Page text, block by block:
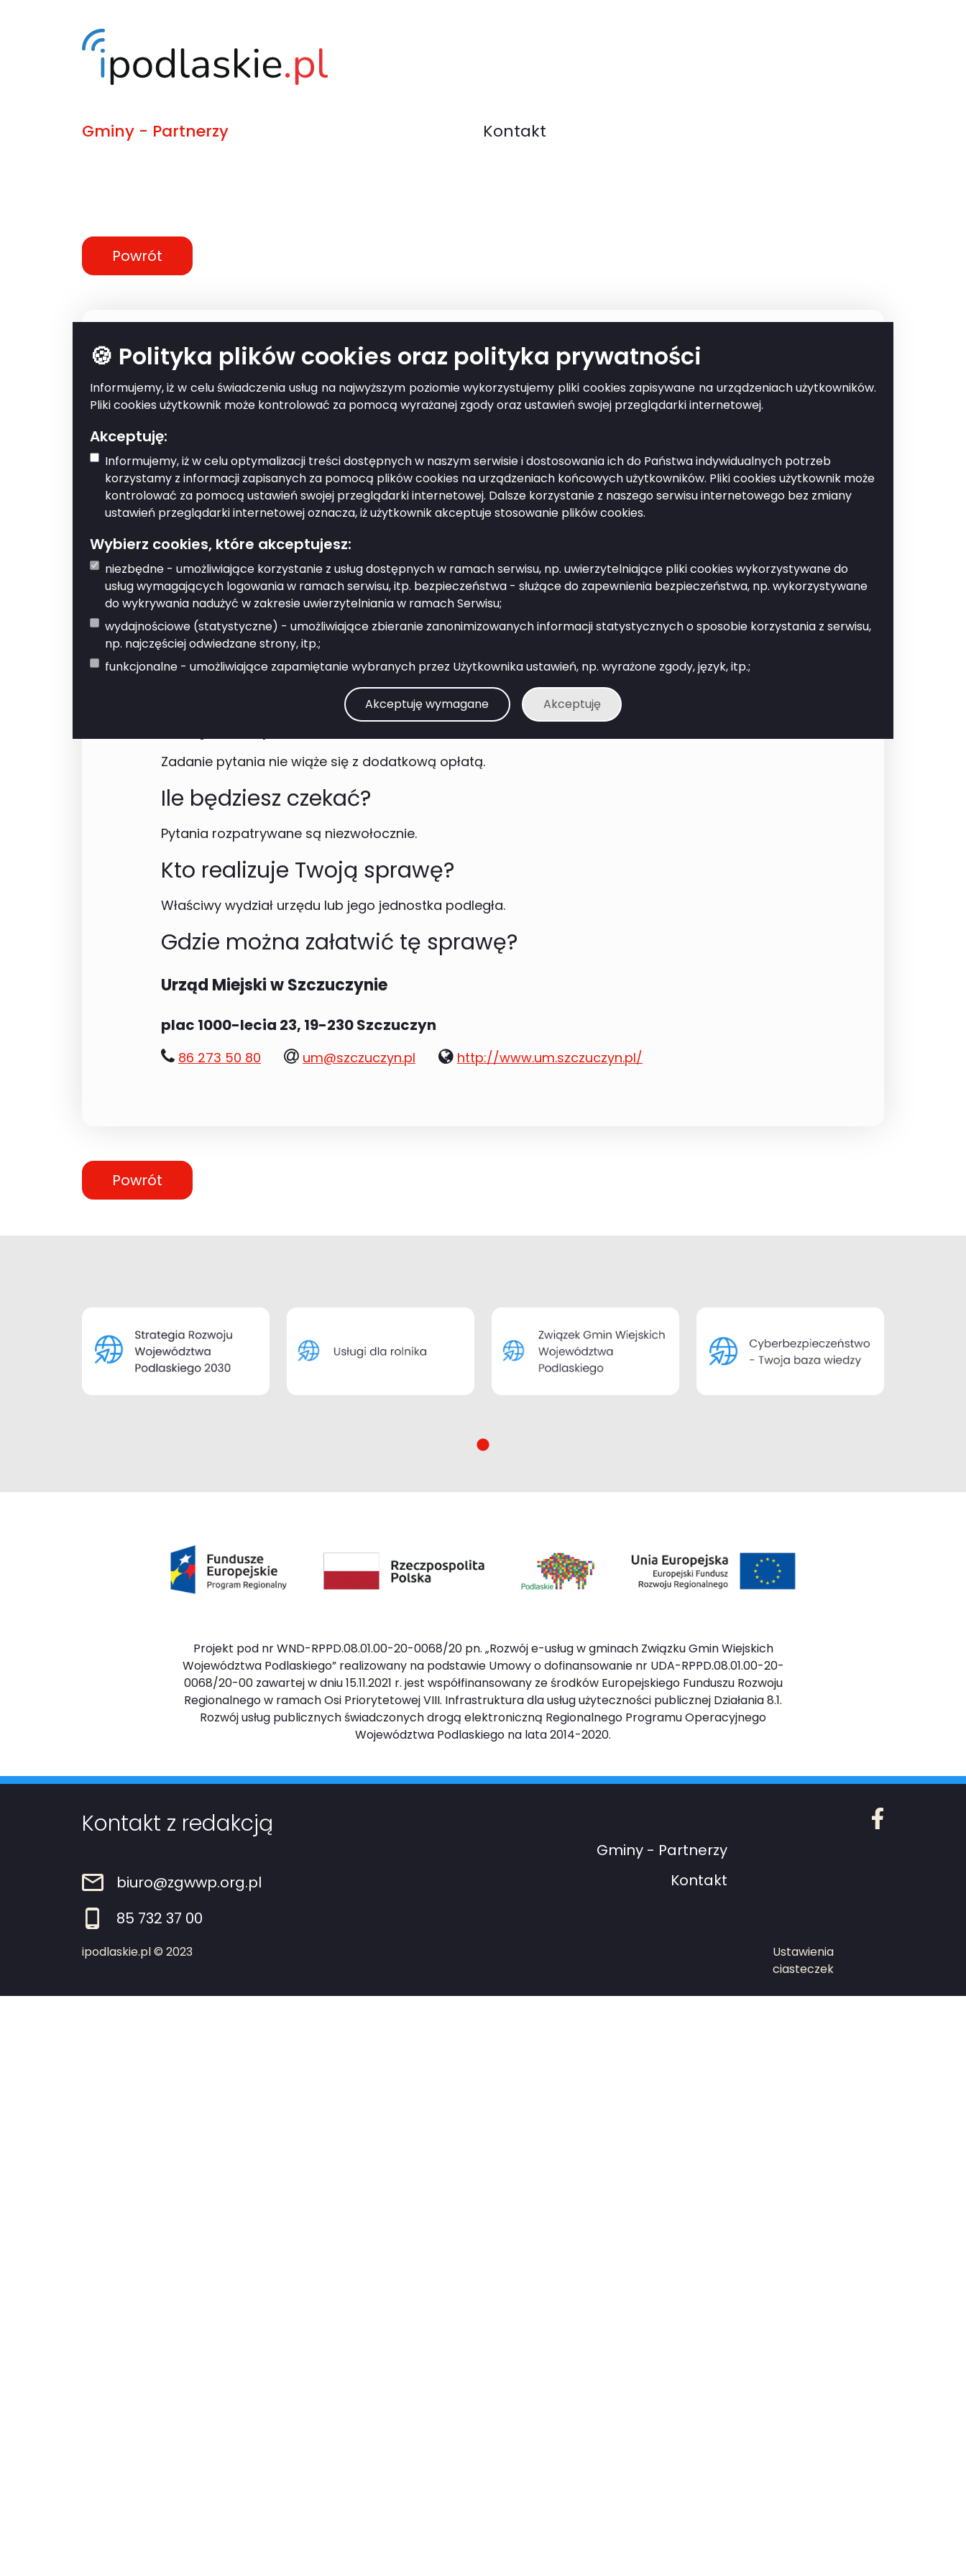
🍪 Polityka plików cookies oraz polityka prywatności
Informujemy, iż w celu świadczenia usług na najwyższym poziomie wykorzystujemy pliki cookies zapisywane na urządzeniach użytkowników.
Pliki cookies użytkownik może kontrolować za pomocą wyrażanej zgody oraz ustawień swojej przeglądarki internetowej.
Akceptuję:
Informujemy, iż w celu optymalizacji treści dostępnych w naszym serwisie i dostosowania ich do Państwa indywidualnych potrzeb
korzystamy z informacji zapisanych za pomocą plików cookies na urządzeniach końcowych użytkowników. Pliki cookies użytkownik może
kontrolować za pomocą ustawień swojej przeglądarki internetowej. Dalsze korzystanie z naszego serwisu internetowego bez zmiany
ustawień przeglądarki internetowej oznacza, iż użytkownik akceptuje stosowanie plików cookies.
Wybierz cookies, które akceptujesz:
niezbędne - umożliwiające korzystanie z usług dostępnych w ramach serwisu, np. uwierzytelniające pliki cookies wykorzystywane do
usług wymagających logowania w ramach serwisu, itp. bezpieczeństwa - służące do zapewnienia bezpieczeństwa, np. wykorzystywane
do wykrywania nadużyć w zakresie uwierzytelniania w ramach Serwisu;
wydajnościowe (statystyczne) - umożliwiające zbieranie zanonimizowanych informacji statystycznych o sposobie korzystania z serwisu,
np. najczęściej odwiedzane strony, itp.;
funkcjonalne - umożliwiające zapamiętanie wybranych przez Użytkownika ustawień, np. wyrażone zgody, język, itp.;
Akceptuję wymagane Akceptuję
Gminy - Partnerzy Kontakt
Powrót
Drukuj
Zapytanie do Wójta/Burmistrza
Kto powinien zadać pytanie?
Zapytanie może dodać każdy mieszkaniec.
Co musisz przygotować?
Zapytanie musi zawierać imię i nazwisko oraz treść pytania.
Co musisz zrobić?
Zgłoś pytanie za pomocą dedykowanego formularza w zakładce Dodaj pytanie.
Kiedy wypełnić formularz?
Zadanie pytania nie wiąże się z dodatkową opłatą.
Ile będziesz czekać?
Pytania rozpatrywane są niezwołocznie.
Kto realizuje Twoją sprawę?
Właściwy wydział urzędu lub jego jednostka podległa.
Gdzie można załatwić tę sprawę?
Urząd Miejski w Szczuczynie
plac 1000-lecia 23, 19-230 Szczuczyn
tel.:
86 273 50 80
e-
um@szczuczyn.pl www:
http://www.um.szczuczyn.pl/
Powrót
Projekt pod nr WND-RPPD.08.01.00-20-0068/20 pn. „Rozwój e-usług w gminach Związku Gmin Wiejskich
Województwa Podlaskiego” realizowany na podstawie Umowy o dofinansowanie nr UDA-RPPD.08.01.00-20-
0068/20-00 zawartej w dniu 15.11.2021 r. jest współfinansowany ze środków Europejskiego Funduszu Rozwoju
Regionalnego w ramach Osi Priorytetowej VIII. Infrastruktura dla usług użyteczności publicznej Działania 8.1.
Rozwój usług publicznych świadczonych drogą elektroniczną Regionalnego Programu Operacyjnego
Województwa Podlaskiego na lata 2014-2020.
Kontakt z redakcją
biuro@zgwwp.org.pl
85 732 37 00
Gminy - Partnerzy
Kontakt
ipodlaskie.pl © 2023
Ustawienia
ciasteczek